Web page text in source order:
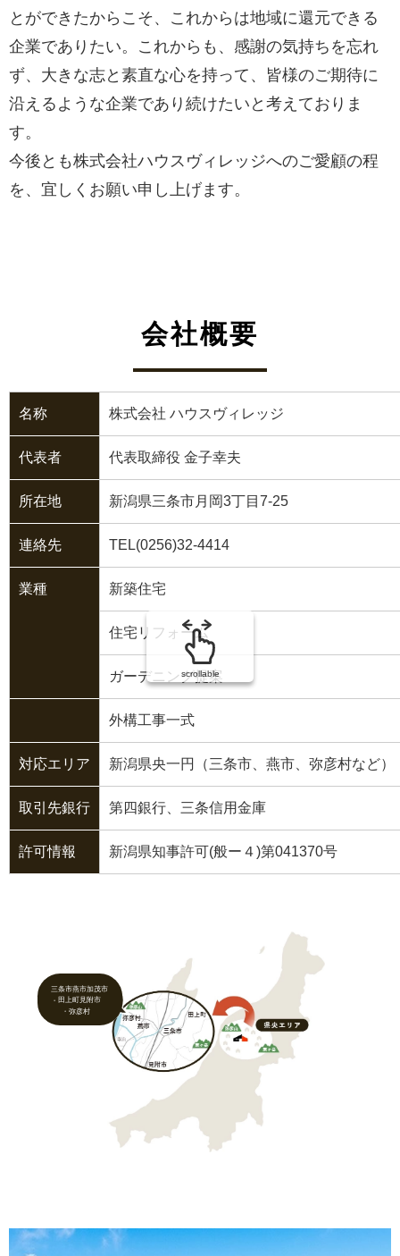
とができたからこそ、これからは地域に還元できる
企業でありたい。これからも、感謝の気持ちを忘れ
ず、大きな志と素直な心を持って、皆様のご期待に
沿えるような企業であり続けたいと考えておりま
す。
今後とも株式会社ハウスヴィレッジへのご愛顧の程
を、宜しくお願い申し上げます。
会社概要
名称 株式会社 ハウスヴィレッジ
代表者 代表取締役 金子幸夫
所在地 新潟県三条市月岡3丁目7-25
連絡先 TEL(0256)32-4414
業種 新築住宅
住宅リフォーム
ガーデニング提案
外構工事一式
対応エリア 新潟県央一円（三条市、燕市、弥彦村など）
取引先銀行 第四銀行、三条信用金庫
許可情報 新潟県知事許可(般ー４)第041370号
scrollable
三条市燕市加茂市
田上町見附市
弥彦村